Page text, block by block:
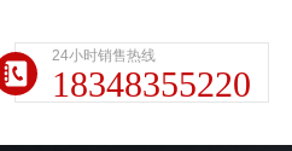
24小时销售热线
18348355220